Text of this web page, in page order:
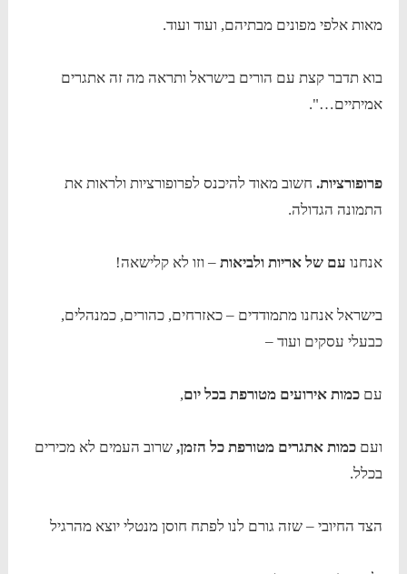
מאות אלפי מפונים מבתיהם, ועוד ועוד.
בוא תדבר קצת עם הורים בישראל ותראה מה זה אתגרים
אמיתיים…".
פרופורציות. חשוב מאוד להיכנס לפרופורציות ולראות את
התמונה הגדולה.
אנחנו עם של אריות ולביאות– וזו לא קלישאה!
בישראל אנחנו מתמודדים – כאזרחים, כהורים, כמנהלים,
כבעלי עסקים ועוד –
עםכמות אירועים מטורפת בכל יום,
ועםכמות אתגרים מטורפת כל הזמן, שרוב העמים לא מכירים
בכלל.
הצד החיובי – שזה גורם לנו לפתח חוסן מנטלי יוצא מהרגיל